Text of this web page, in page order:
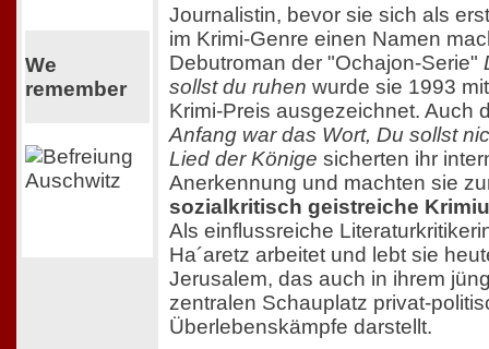
We
remember
Journalistin, bevor sie sich als
im Krimi-Genre einen Namen
Debutroman der "Ochajon-Serie"
sollst du ruhen wurde sie 1993
Krimi-Preis ausgezeichnet. Auch
Anfang war das Wort, Du sollst
Lied der Könige sicherten ihr
Anerkennung und machten sie
sozialkritisch geistreiche
Als einflussreiche
Ha´aretz arbeitet und lebt sie
Jerusalem, das auch in ihrem
zentralen Schauplatz privat-
Überlebenskämpfe darstellt.